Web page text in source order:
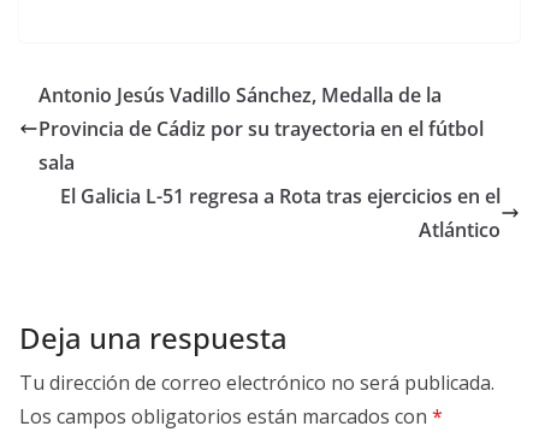
Antonio Jesús Vadillo Sánchez, Medalla de la
Provincia de Cádiz por su trayectoria en el fútbol
sala
El Galicia L-51 regresa a Rota tras ejercicios en el
Atlántico
Deja una respuesta
Tu dirección de correo electrónico no será publicada.
Los campos obligatorios están marcados con *